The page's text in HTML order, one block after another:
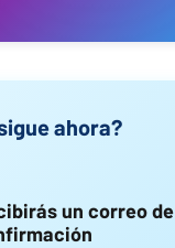
ahora?
un correo de